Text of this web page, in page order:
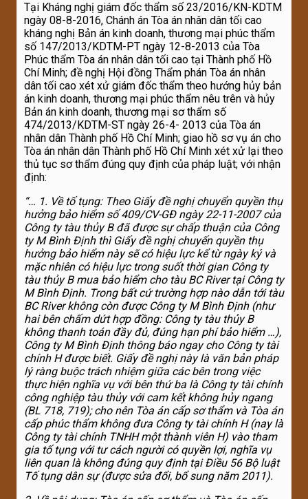
Tại Kháng nghị giám đốc thẩm số 23/2016/KN-KDTM
ngày 08-8-2016, Chánh án Tòa án nhân dân tối cao
kháng nghị Bản án kinh doanh, thương mại phúc thẩm
số 147/2013/KDTM-PT ngày 12-8-2013 của Tòa
Phúc thẩm Tòa án nhân dân tối cao tại Thành phố Hồ
Chí Minh; đề nghị Hội đồng Thẩm phán Tòa án nhân
dân tối cao xét xử giám đốc thẩm theo hướng hủy bản
án kinh doanh, thương mại phúc thẩm nêu trên và hủy
Bản án kinh doanh, thương mại sơ thẩm số
474/2013/KDTM-ST ngày 26-4- 2013 của Tòa án
nhân dân Thành phố Hồ Chí Minh; giao hồ sơ vụ án cho
Tòa án nhân dân Thành phố Hồ Chí Minh xét xử lại theo
thủ tục sơ thẩm đúng quy định của pháp luật; với nhận
định:
“… 1. Về tố tụng: Theo Giấy đề nghị chuyển quyền thụ
hưởng bảo hiểm số 409/CV-GĐ ngày 22-11-2007 của
Công ty tàu thủy B đã được sự chấp thuận của Công
ty M Bình Định thì Giấy đề nghị chuyến quyền thụ
hưởng bảo hiểm này sẽ có hiệu lực kể từ ngày ký và
mặc nhiên có hiệu lực trong suốt thời gian Công ty
tàu thủy B mua bảo hiểm cho tàu BC River tại Công ty
M Bình Định. Trong bất cứ trường hợp nào dẫn tới tàu
BC River không còn được Công ty M Bình Định (như
hai bên chấm dứt hợp đồng: Công ty tàu thủy B
không thanh toán đầy đủ, đúng hạn phí bảo hiểm …),
Công ty M Bình Định thông báo ngay cho Công ty tài
chính H được biết. Giấy đề nghị này là văn bản pháp
lý ràng buộc trách nhiệm giữa các bên trong việc
thực hiện nghĩa vụ với bên thứ ba là Công ty tài chính
công nghiệp tàu thủy với cam kết không hủy ngang
(BL 718, 719); cho nên Tòa án cấp sơ thẩm và Tòa án
cấp phúc thẩm không đưa Công ty tài chính H (nay là
Công ty tài chính TNHH một thành viên H) vào tham
gia tố tụng với tư cách người có quyền lợi, nghĩa vụ
liên quan là không đúng quy định tại Điều 56 Bộ luật
Tố tụng dân sự (được sửa đổi, bổ sung năm 2011).